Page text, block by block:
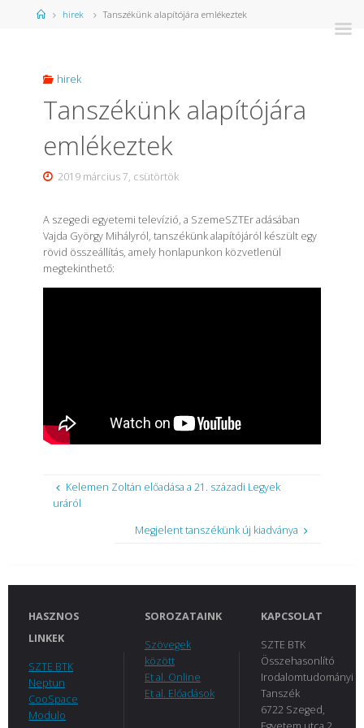
Kezdőlap
hirek Tanszékünk alapítójára emlékeztek
hirek
Tanszékünk alapítójára
emlékeztek
2019 március 7, csütörtök
A szegedi egyetemi televízió, a SzemeSZTEr adásában
Vajda György Mihályról, tanszékünk alapítójáról készült egy
rövid összeállítás, amely honlapunkon közvetlenül
megtekinthető:
Kelemen Zoltán előadása a 21. századi Legyek
uráról
Megjelent tanszékünk új kiadványa
HASZNOS
LINKEK
SZTE BTK
Neptun
CooSpace
Modulo
SOROZATAINK
Szövegek
között
Et al. Online
Et al. Előadások
KAPCSOLAT
SZTE BTK
Összehasonlító
Irodalomtudományi
Tanszék
6722 Szeged,